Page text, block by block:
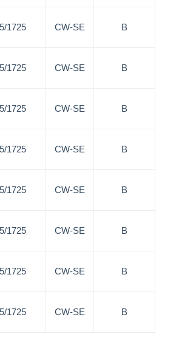
1725 CW-SE B
1725 CW-SE B
1725 CW-SE B
1725 CW-SE B
1725 CW-SE B
1725 CW-SE B
1725 CW-SE B
1725 CW-SE B